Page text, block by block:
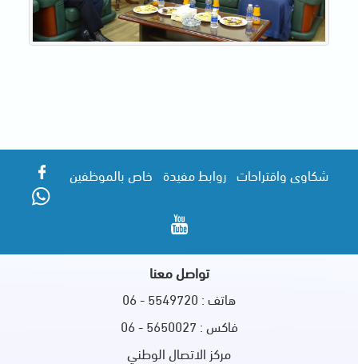
شكاوى واقتراحات روابط مفيدة خاص بالموظفين
تواصل معنا
هاتف : 5549720 - 06
فاكس : 5650027 - 06
مركز الاتصال الوطني